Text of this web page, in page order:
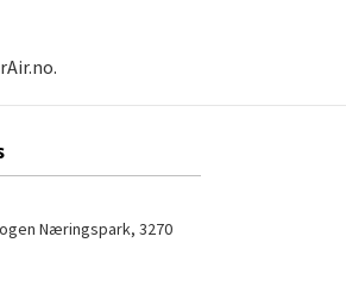
Næringspark, 3270